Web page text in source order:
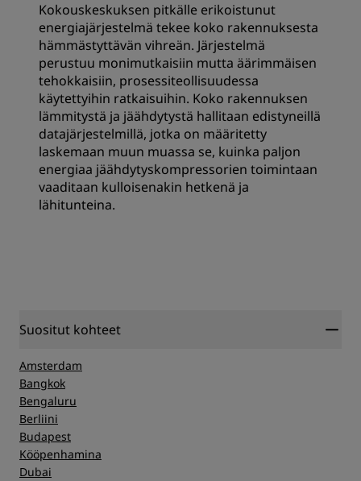
Kokouskeskuksen pitkälle erikoistunut
energiajärjestelmä tekee koko rakennuksesta
hämmästyttävän vihreän. Järjestelmä
perustuu monimutkaisiin mutta äärimmäisen
tehokkaisiin, prosessiteollisuudessa
käytettyihin ratkaisuihin. Koko rakennuksen
lämmitystä ja jäähdytystä hallitaan edistyneillä
datajärjestelmillä, jotka on määritetty
laskemaan muun muassa se, kuinka paljon
energiaa jäähdytyskompressorien toimintaan
vaaditaan kulloisenakin hetkenä ja
lähitunteina.
Suositut kohteet
Amsterdam
Bangkok
Bengaluru
Berliini
Budapest
Kööpenhamina
Dubai